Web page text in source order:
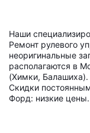
Наши
Ремонт рулевого
неоригинальные
располагаются в
(Химки, Балашиха).
Скидки
Форд: низкие цены.